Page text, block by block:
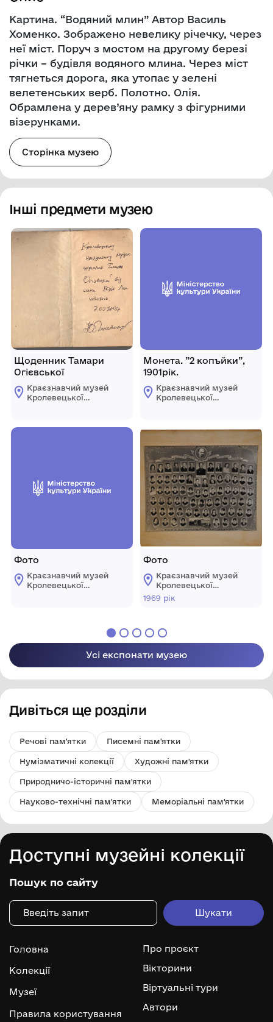
Картина. “Водяний млин” Автор Василь
Хоменко. Зображено невелику річечку, через
неї міст. Поруч з мостом на другому березі
річки – будівля водяного млина. Через міст
тягнеться дорога, яка утопає у зелені
велетенських верб. Полотно. Олія.
Обрамлена у дерев’яну рамку з фігурними
візерунками.
Сторінка музею
Інші предмети музею
Щоденник Тамари
Огієвської
Краєзнавчий музей
Кролевецької
Фото
Краєзнавчий музей
Кролевецької
Монета. ”2 копъйки”,
1901рік.
Краєзнавчий музей
Кролевецької
Фото
Краєзнавчий музей
Кролевецької
міської ради
1969 рік
Усі експонати музею
Дивіться ще розділи
Речові пам'ятки Писемні пам'ятки
Нумізматичні колекції Художні пам'ятки
Природничо-історичні пам'ятки
Науково-технічні пам'ятки Меморіальні пам'ятки
Доступні музейні колекції
Пошук по сайту
Головна
Колекції
Музеї
Правила користування
Про проєкт
Вікторини
Віртуальні тури
Автори